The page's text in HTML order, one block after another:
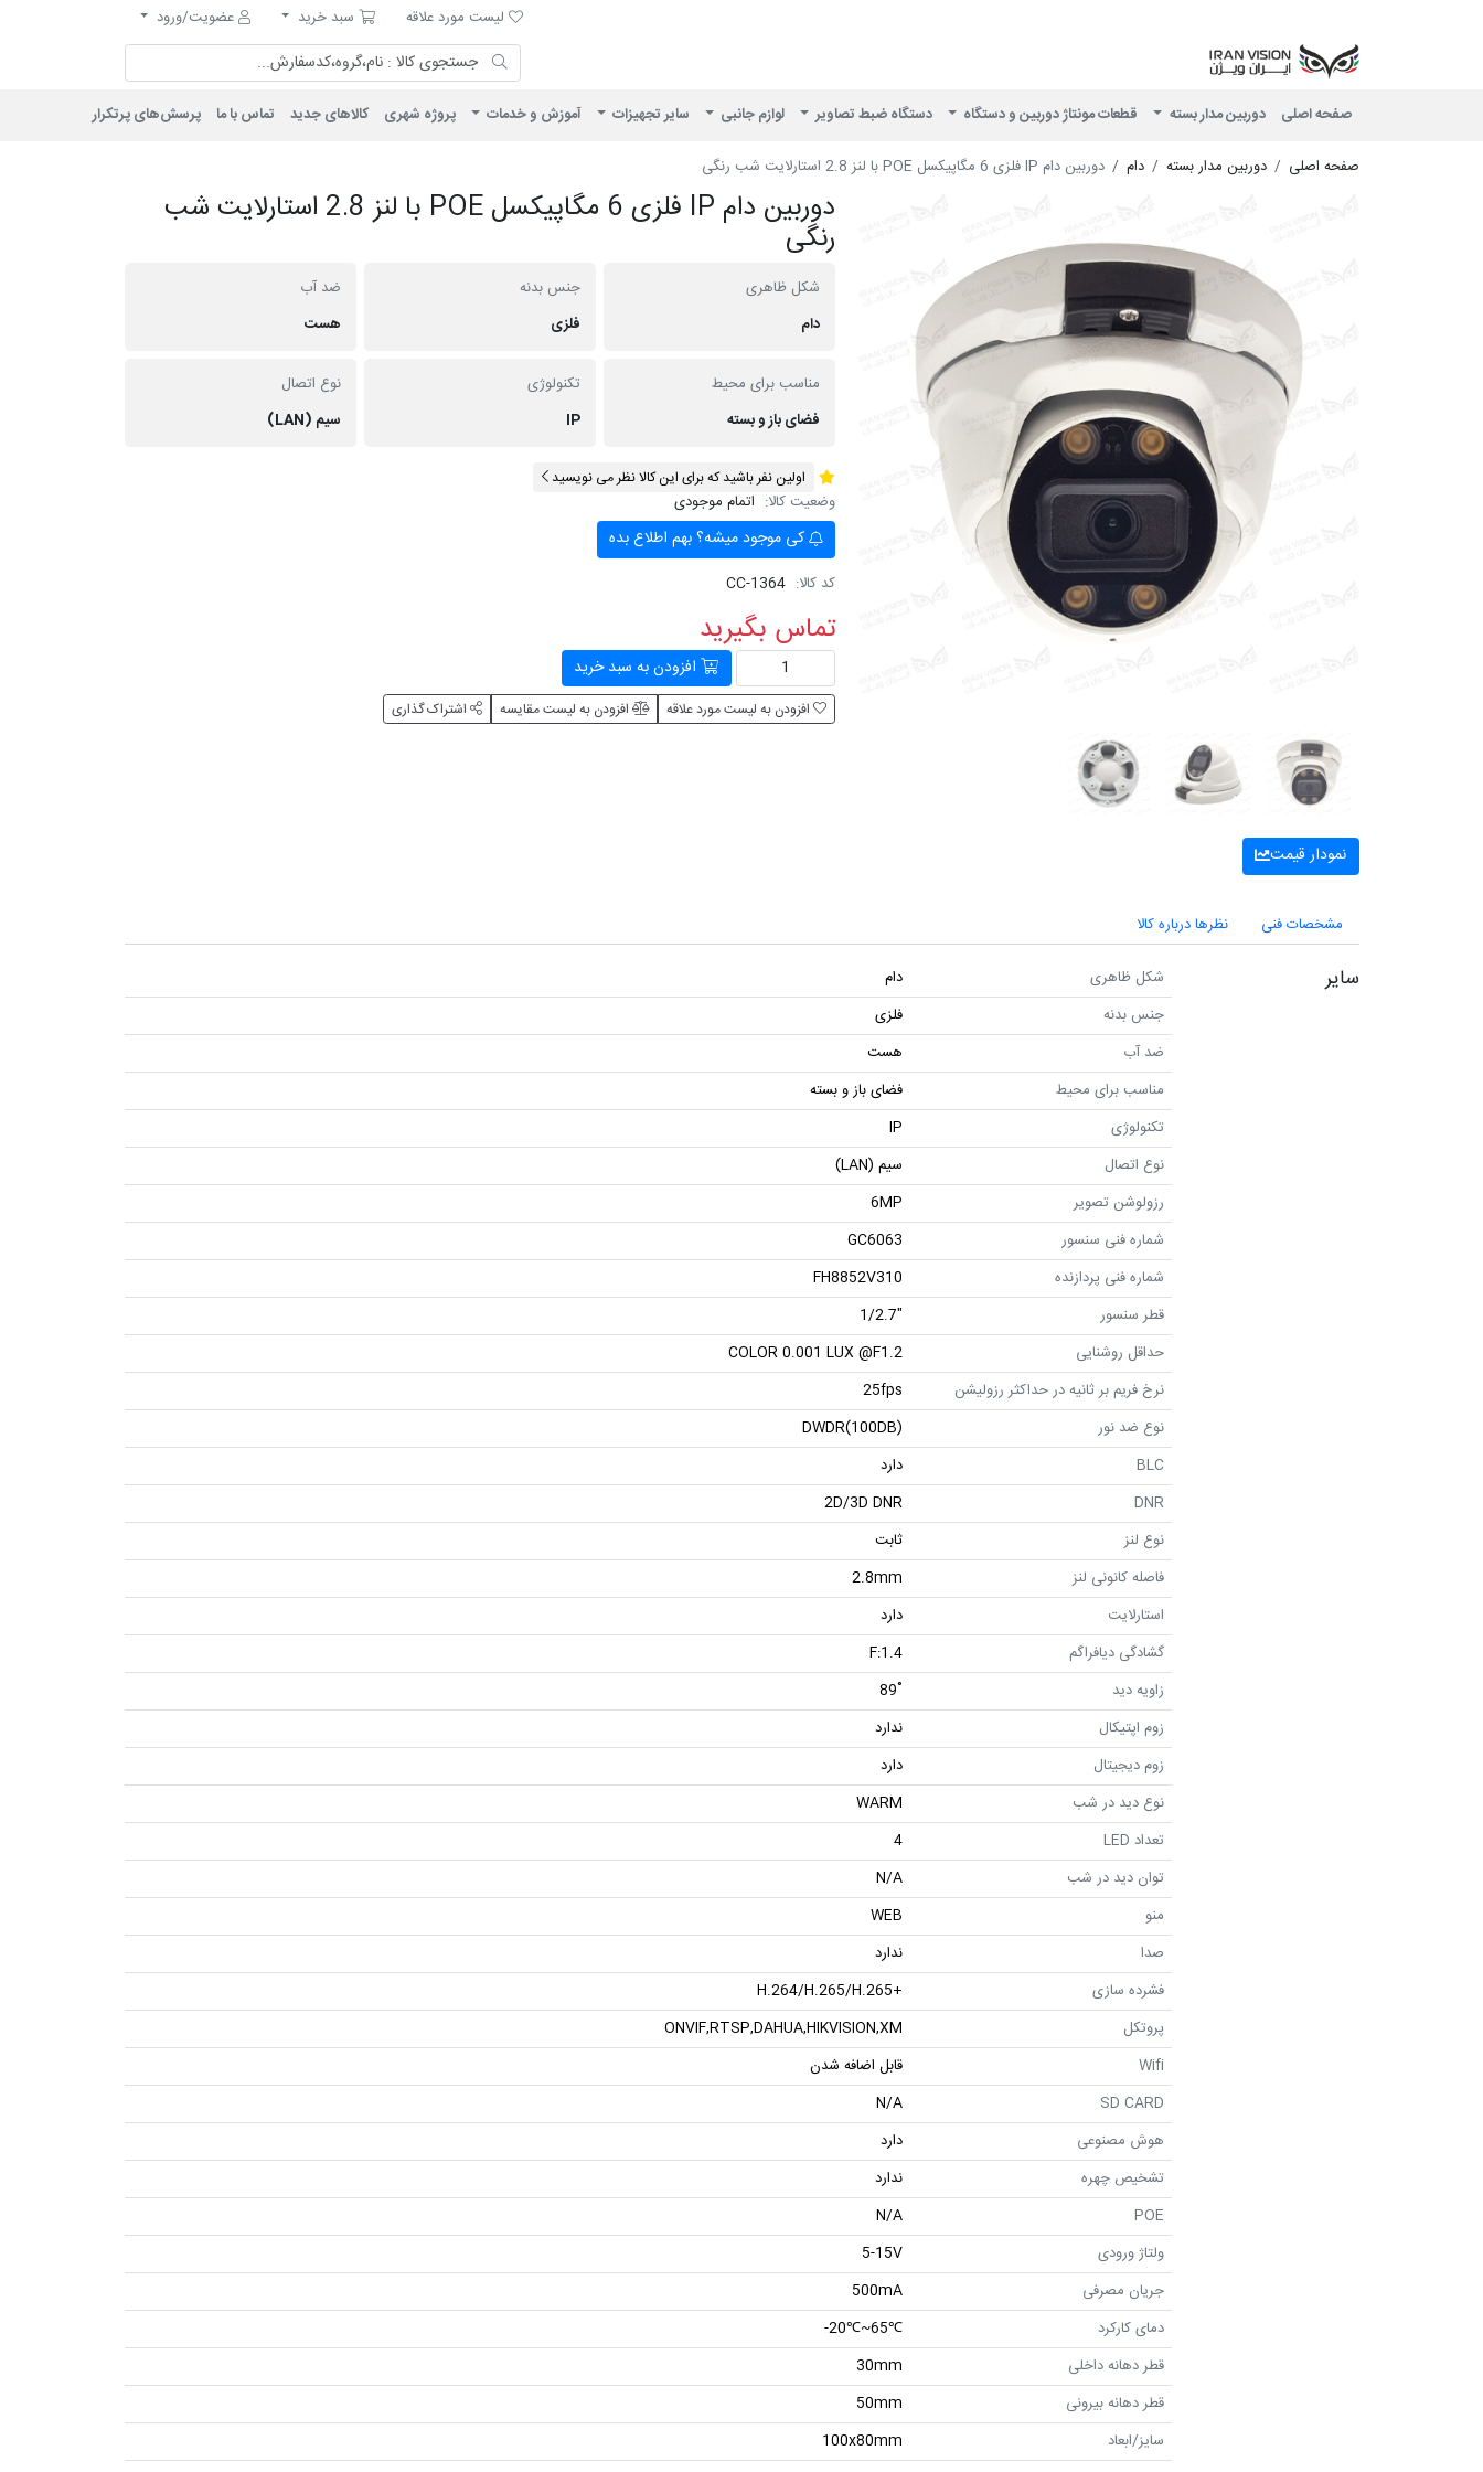
لیست مورد علاقه
لیست مورد علاقه سبد خرید
سبد خرید
عضویت/ورود
صفحه اصلی دوربین مدار بسته قطعات مونتاژ دوربین و دستگاه دستگاه ضبط تصاویر لوازم جانبی سایر تجهیزات آموزش و خدمات پروژه شهری کالاهای جدید تماس با ما پرسش‌های پرتکرار
صفحه اصلی دوربین مدار بسته دام دوربین دام IP فلزی 6 مگاپیکسل POE با لنز 2.8 استارلایت شب رنگی
نمودار قیمت
دوربین دام IP فلزی 6 مگاپیکسل POE با لنز 2.8 استارلایت شب
رنگی
شکل ظاهری
دام
جنس بدنه
فلزی
ضد آب
هست
مناسب برای محیط
فضای باز و بسته
تکنولوژی
IP
نوع اتصال
سیم (LAN)
اولین نفر باشید که برای این کالا نظر می نویسید
وضعیت کالا: اتمام موجودی
کی موجود میشه؟ بهم اطلاع بده
کد کالا: CC-1364
تماس بگیرید
افزودن به سبد خرید
افزودن به لیست مورد علاقه افزودن به لیست مقایسه اشتراک گذاری
مشخصات فنی نظرها درباره کالا
سایر شکل ظاهری
دام
جنس بدنه
فلزی
ضد آب
هست
مناسب برای محیط
فضای باز و بسته
تکنولوژی
IP
نوع اتصال
سیم (LAN)
رزولوشن تصویر
6MP
شماره فنی سنسور
GC6063
شماره فنی پردازنده
FH8852V310
قطر سنسور
"1/2.7
حداقل روشنایی
COLOR 0.001 LUX @F1.2
نرخ فریم بر ثانیه در حداکثر رزولیشن
25fps
نوع ضد نور
DWDR(100DB)
BLC
دارد
DNR
2D/3D DNR
نوع لنز
ثابت
فاصله کانونی لنز
2.8mm
استارلایت
دارد
گشادگی دیافراگم
F:1.4
زاویه دید
˚89
زوم اپتیکال
ندارد
زوم دیجیتال
دارد
نوع دید در شب
WARM
تعداد LED
4
توان دید در شب
N/A
منو
WEB
صدا
ندارد
فشرده سازی
+H.264/H.265/H.265
پروتکل
ONVIF,RTSP,DAHUA,HIKVISION,XM
Wifi
قابل اضافه شدن
SD CARD
N/A
هوش مصنوعی
دارد
تشخیص چهره
ندارد
POE
N/A
ولتاژ ورودی
5-15V
جریان مصرفی
500mA
دمای کارکرد
℃65~℃20-
قطر دهانه داخلی
30mm
قطر دهانه بیرونی
50mm
سایز/ابعاد
100x80mm